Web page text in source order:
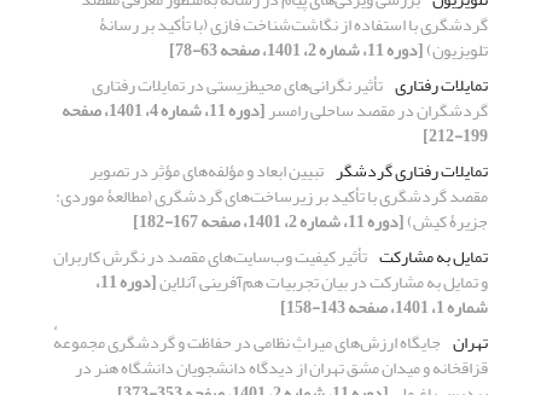
گردشگری با استفاده از نگاشت‌شناخت فازی (با تأکید بر رسانۀ
تلویزیون)[دوره 11، شماره 2، 1401، صفحه 63-78]
تمایلات رفتاری تأثیر نگرانی‌های محیط‏زیستی در تمایلات رفتاری
گردشگران در مقصد ساحلی رامسر [دوره 11، شماره 4، 1401، صفحه
199-212]
تمایلات رفتاری گردشگر تبیین ابعاد و مؤلفه‌‏های مؤثر در تصویر
مقصد گردشگری با تأکید بر زیرساخت‌‏های گردشگری (مطالعۀ موردی:
جزیرۀ کیش)[دوره 11، شماره 2، 1401، صفحه 167-182]
تمایل به مشارکت تأثیر کیفیت وب‌سایت‌های مقصد در نگرش کاربران
و تمایل به مشارکت در بیان تجربیات هم‌آفرینی آنلاین [دوره 11،
شماره 1، 1401، صفحه 143-158]
تهران جایگاه ارزش‌های میراثِ نظامی در حفاظت و گردشگری مجموعهٔ
قزاقخانه و میدان مشق تهران از دیدگاه دانشجویان دانشگاه هنر در